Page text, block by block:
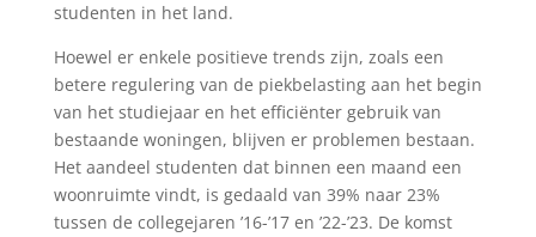
studenten in het land.
Hoewel er enkele positieve trends zijn, zoals een
betere regulering van de piekbelasting aan het begin
van het studiejaar en het efficiënter gebruik van
bestaande woningen, blijven er problemen bestaan.
Het aandeel studenten dat binnen een maand een
woonruimte vindt, is gedaald van 39% naar 23%
tussen de collegejaren ’16-’17 en ’22-’23. De komst